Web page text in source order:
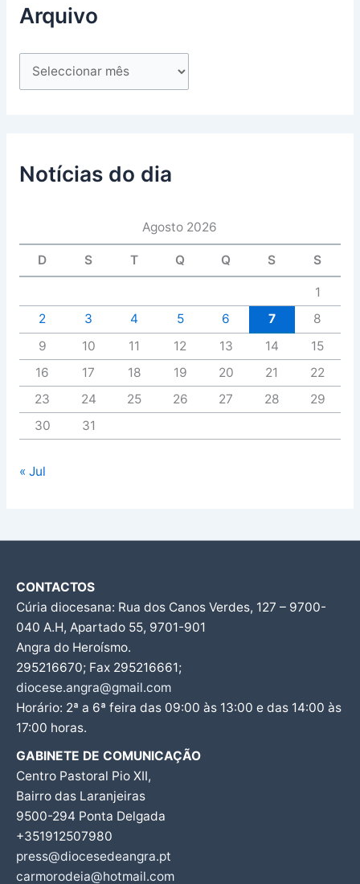
Arquivo
Notícias do dia
Agosto 2026
D S T Q Q S S
1
2
3 4 5 6 7
8
9
10 11 12 13 14
15
16
17 18 19 20 21
22
23
24 25 26 27 28
29
30
31
« Jul
CONTACTOS
Cúria diocesana: Rua dos Canos Verdes, 127 – 9700-
040 A.H, Apartado 55, 9701-901
Angra do Heroísmo.
295216670; Fax 295216661;
diocese.angra@gmail.com
Horário: 2ª a 6ª feira das 09:00 às 13:00 e das 14:00 às
17:00 horas.
GABINETE DE COMUNICAÇÃO
Centro Pastoral Pio XII,
Bairro das Laranjeiras
9500-294 Ponta Delgada
+351912507980
press@diocesedeangra.pt
carmorodeia@hotmail.com